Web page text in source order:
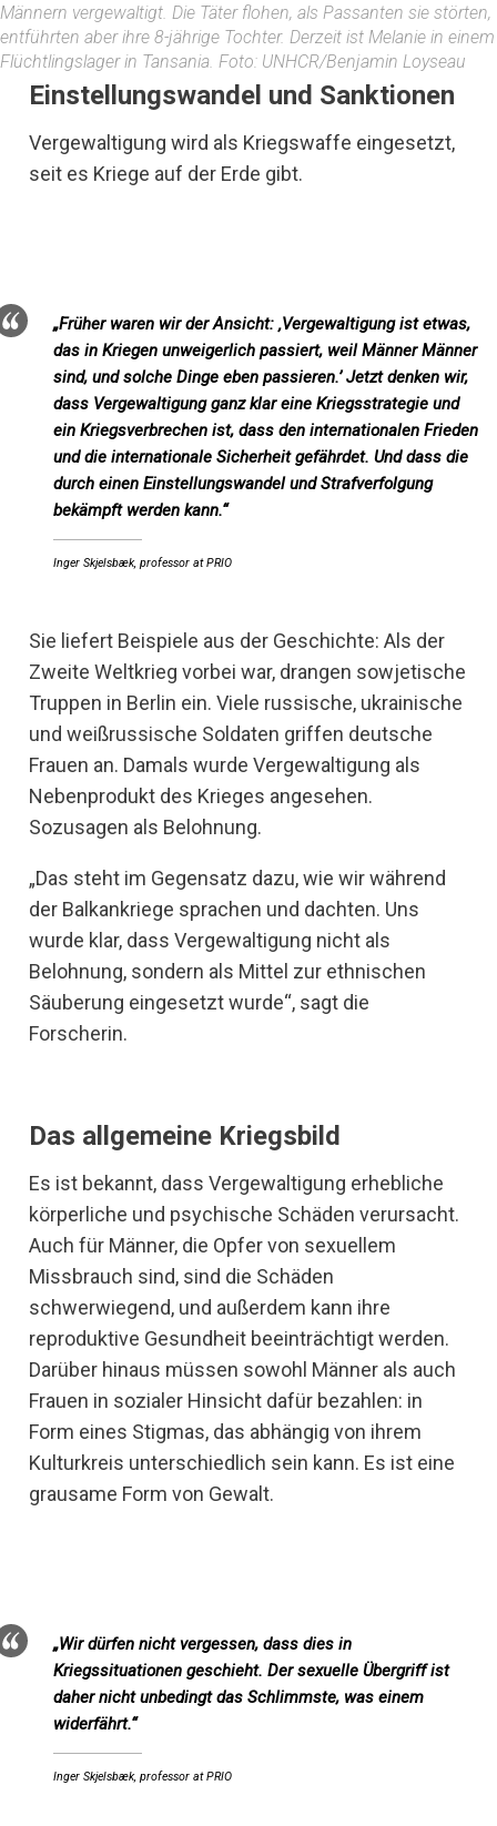
Männern vergewaltigt. Die Täter flohen, als Passanten sie störten,
entführten aber ihre 8-jährige Tochter. Derzeit ist Melanie in einem
Flüchtlingslager in Tansania. Foto: UNHCR/Benjamin Loyseau
Einstellungswandel und Sanktionen
Vergewaltigung wird als Kriegswaffe eingesetzt,
seit es Kriege auf der Erde gibt.
„Früher waren wir der Ansicht: ‚Vergewaltigung ist etwas,
das in Kriegen unweigerlich passiert, weil Männer Männer
sind, und solche Dinge eben passieren.’ Jetzt denken wir,
dass Vergewaltigung ganz klar eine Kriegsstrategie und
ein Kriegsverbrechen ist, dass den internationalen Frieden
und die internationale Sicherheit gefährdet. Und dass die
durch einen Einstellungswandel und Strafverfolgung
bekämpft werden kann.“
Inger Skjelsbæk, professor at PRIO
Sie liefert Beispiele aus der Geschichte: Als der
Zweite Weltkrieg vorbei war, drangen sowjetische
Truppen in Berlin ein. Viele russische, ukrainische
und weißrussische Soldaten griffen deutsche
Frauen an. Damals wurde Vergewaltigung als
Nebenprodukt des Krieges angesehen.
Sozusagen als Belohnung.
„Das steht im Gegensatz dazu, wie wir während
der Balkankriege sprachen und dachten. Uns
wurde klar, dass Vergewaltigung nicht als
Belohnung, sondern als Mittel zur ethnischen
Säuberung eingesetzt wurde“, sagt die
Forscherin.
Das allgemeine Kriegsbild
Es ist bekannt, dass Vergewaltigung erhebliche
körperliche und psychische Schäden verursacht.
Auch für Männer, die Opfer von sexuellem
Missbrauch sind, sind die Schäden
schwerwiegend, und außerdem kann ihre
reproduktive Gesundheit beeinträchtigt werden.
Darüber hinaus müssen sowohl Männer als auch
Frauen in sozialer Hinsicht dafür bezahlen: in
Form eines Stigmas, das abhängig von ihrem
Kulturkreis unterschiedlich sein kann. Es ist eine
grausame Form von Gewalt.
„Wir dürfen nicht vergessen, dass dies in
Kriegssituationen geschieht. Der sexuelle Übergriff ist
daher nicht unbedingt das Schlimmste, was einem
widerfährt.“
Inger Skjelsbæk, professor at PRIO